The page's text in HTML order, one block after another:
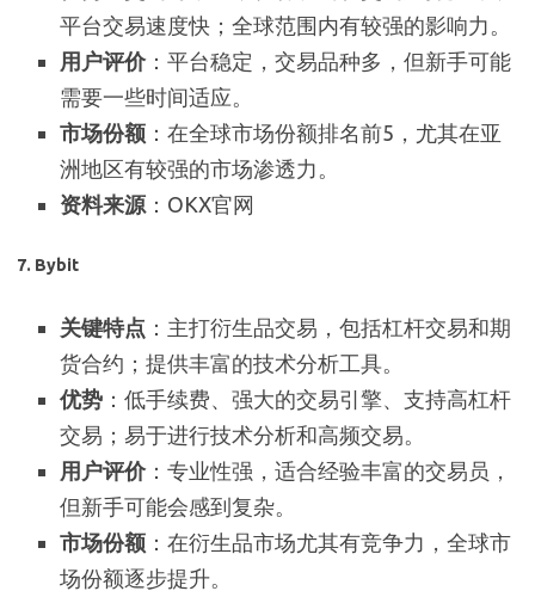
平台交易速度快；全球范围内有较强的影响力。
用户评价：平台稳定，交易品种多，但新手可能
需要一些时间适应。
市场份额 ：在全球市场份额排名前5，尤其在亚
洲地区有较强的市场渗透力。
资料来源 ：OKX官网
7. Bybit
关键特点 ：主打衍生品交易，包括杠杆交易和期
货合约；提供丰富的技术分析工具。
优势 ：低手续费、强大的交易引擎、支持高杠杆
交易；易于进行技术分析和高频交易。
用户评价：专业性强，适合经验丰富的交易员，
但新手可能会感到复杂。
市场份额 ：在衍生品市场尤其有竞争力，全球市
场份额逐步提升。